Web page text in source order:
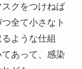
クをつけねば
全て小さなト
ような仕組
あって、感染